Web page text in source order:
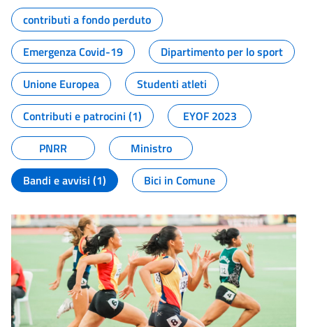
contributi a fondo perduto
Emergenza Covid-19
Dipartimento per lo sport
Unione Europea
Studenti atleti
Contributi e patrocini (1)
EYOF 2023
PNRR
Ministro
Bandi e avvisi (1)
Bici in Comune